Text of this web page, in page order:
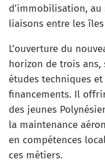
d’immobilisation,
liaisons entre les
L’ouverture du
horizon de trois ans,
études techniques
financements. Il
des jeunes
la maintenance
en compétences
ces métiers.